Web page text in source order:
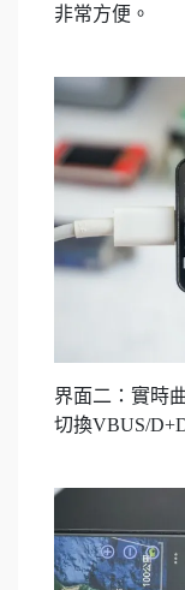
非常方便。
界面二：實時
切換VBUS/